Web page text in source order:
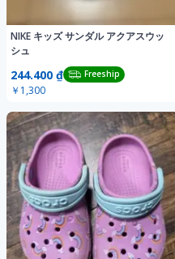
NIKE キッズ サンダル アクアスウッ
シュ
244.400 ₫ Freeship
￥1,300